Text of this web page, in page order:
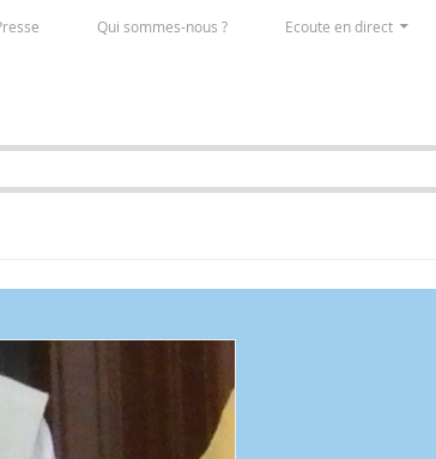
Ecoute en direct
Qui sommes-nous ?